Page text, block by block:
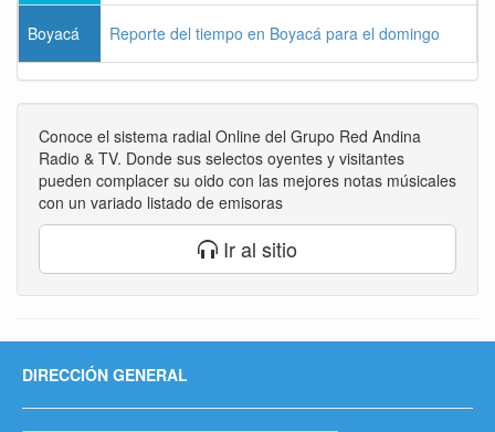
Boyacá Reporte del tiempo en Boyacá para el domingo
Conoce el sistema radial Online del Grupo Red Andina
Radio & TV. Donde sus selectos oyentes y visitantes
pueden complacer su oido con las mejores notas músicales
con un variado listado de emisoras
Ir al sitio
DIRECCIÓN GENERAL